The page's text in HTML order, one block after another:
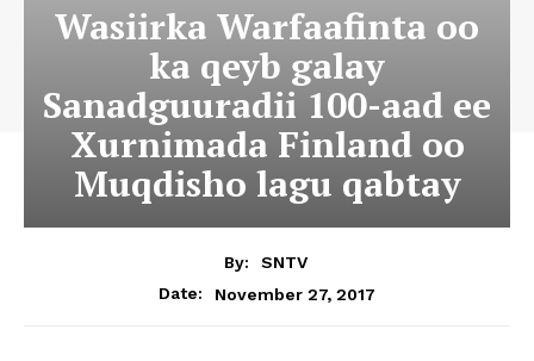
Wasiirka Warfaafinta oo
ka qeyb galay
Sanadguuradii 100-aad ee
Xurnimada Finland oo
Muqdisho lagu qabtay
By:
SNTV
Date:
November 27, 2017